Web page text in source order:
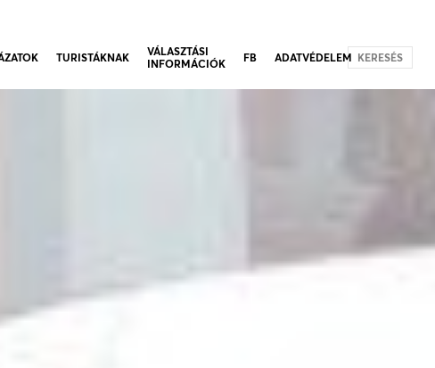
TURISTÁKNAK
VÁLASZTÁSI
INFORMÁCIÓK
FB ADATVÉDELEM KERESÉS